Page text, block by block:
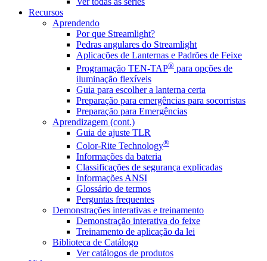
Recursos
Aprendendo
Por que Streamlight?
Pedras angulares do Streamlight
Aplicações de Lanternas e Padrões de Feixe
Programação TEN-TAP® para opções de
iluminação flexíveis
Guia para escolher a lanterna certa
Preparação para emergências para socorristas
Preparação para Emergências
Aprendizagem (cont.)
Guia de ajuste TLR
Color-Rite Technology®
Informações da bateria
Classificações de segurança explicadas
Informações ANSI
Glossário de termos
Perguntas frequentes
Demonstrações interativas e treinamento
Demonstração interativa do feixe
Treinamento de aplicação da lei
Biblioteca de Catálogo
Ver catálogos de produtos